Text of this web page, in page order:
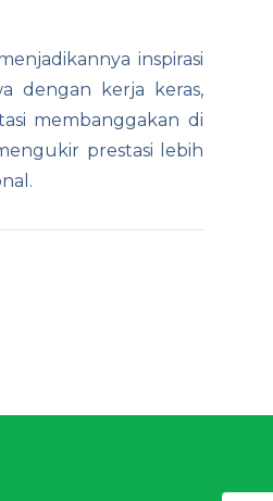
inspirasi
dengan kerja keras,
membanggakan di
prestasi lebih